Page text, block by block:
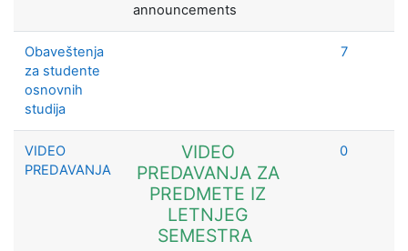
announcements
Obaveštenja
za studente
osnovnih
studija
7
VIDEO
PREDAVANJA
VIDEO
PREDAVANJA ZA
PREDMETE IZ
LETNJEG
SEMESTRA
0